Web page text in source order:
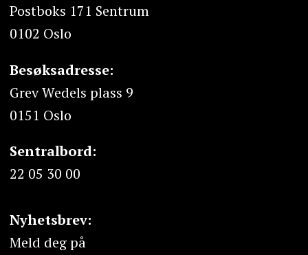
Postboks 171 Sentrum
0102 Oslo
Besøksadresse:
Grev Wedels plass 9
0151 Oslo
Sentralbord:
22 05 30 00
Nyhetsbrev:
Meld deg på